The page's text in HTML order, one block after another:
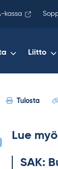
kassa
Liitto
Tulosta
Lue
SAK: